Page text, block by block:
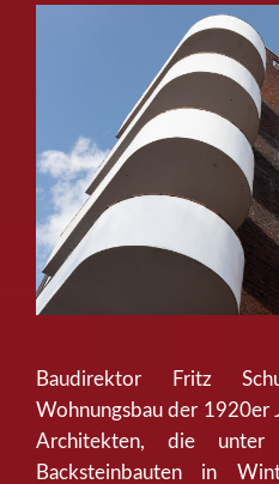
Baudirektor Fritz
Wohnungsbau der 1920er
Architekten, die unter
Backsteinbauten in